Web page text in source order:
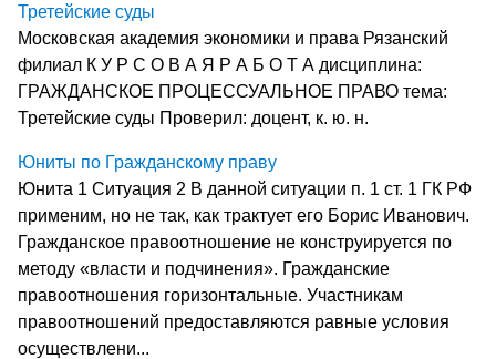
Третейские суды
Московская академия экономики и права Рязанский
филиал К У Р С О В А Я Р А Б О Т А дисциплина:
ГРАЖДАНСКОЕ ПРОЦЕССУАЛЬНОЕ ПРАВО тема:
Третейские суды Проверил: доцент, к. ю. н.
Юниты по Гражданскому праву
Юнита 1 Ситуация 2 В данной ситуации п. 1 ст. 1 ГК РФ
применим, но не так, как трактует его Борис Иванович.
Гражданское правоотношение не конструируется по
методу «власти и подчинения». Гражданские
правоотношения горизонтальные. Участникам
правоотношений предоставляются равные условия
осуществлени...